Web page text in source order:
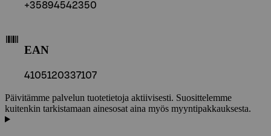
+35894542350
EAN
4105120337107
Päivitämme palvelun tuotetietoja aktiivisesti. Suosittelemme
kuitenkin tarkistamaan ainesosat aina myös myyntipakkauksesta.